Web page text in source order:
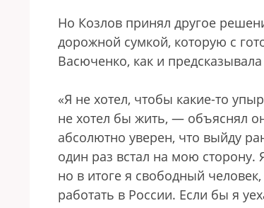
Но Козлов принял другое
дорожной сумкой, которую с
Васюченко, как и
«Я не хотел, чтобы какие-то
не хотел бы жить, — объяснял
абсолютно уверен, что выйду
один раз встал на мою сторону.
но в итоге я свободный
работать в России. Если бы я